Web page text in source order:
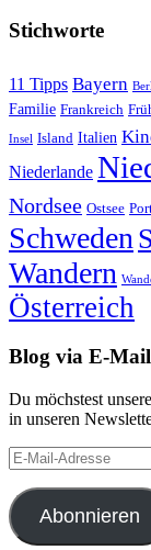
Stichworte
11 Tipps Bayern
Familie Frankreich
Insel Island Italien
Niederlande
Nordsee Ostsee
Schweden
Wandern
Österreich
Blog via E-
Du möchstest
in unseren
E-
Mail-
Adresse
Abonnieren